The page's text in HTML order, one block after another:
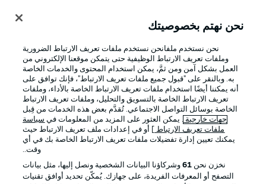
الإعلانات الإخطارات القانونية
شروط الاستخدام الوظائف
نحن نهتم بخصوصيتك
نحن نستخدم ملفانحن نستخدم ملفات تعريف الارتباط الضرورية
وملفات تعريف الارتباط الوظيفية حتى يتمكن موقعنا الإلكتروني من
العمل بشكل آمن ومن ثمَّ، يمكن استخدام المحتوى والخدمات الخاصة
به. وبالنقر على "قبول جميع ملفات تعريف الارتباط"، فإنك توافق على
أنه يمكننا أيضًا استخدام ملفات تعريف الارتباط الخاصة بالأداء، وملفات
تعريف الارتباط الخاصة بالتسويق والتحليل، وملفات تعريف الارتباط
الخاصة بوسائل التواصل الاجتماعي. تُقدَّم بعض هذه الخدمات من قِبل
جهات خارجية . يمكن العثور على المزيد من المعلومات في سياسة
ملفات تعريف الارتباط
] أو في إعدادات ملف تعريف الارتباط حيث
يمكنك تعيين إدارة تفضيلات ملفات تعريف الارتباط الخاصة بك في أي
وقت..
نخزن نحن 61وشركاؤنا البيانات الشخصية ونصل إليها، مثل بيانات
التصفح أو المعرفات الفريدة، على جهازك. يُمكّن تحديد أوافق تقنيات